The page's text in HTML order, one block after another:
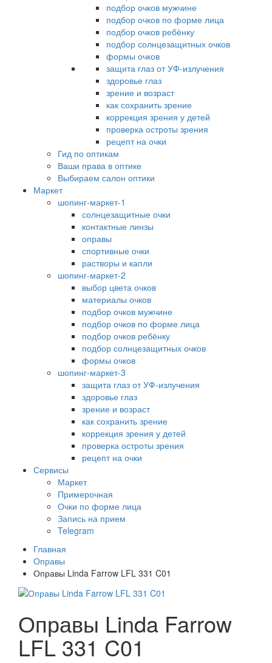
подбор очков мужчине
подбор очков по форме лица
подбор очков ребёнку
подбор солнцезащитных очков
формы очков
защита глаз от УФ-излучения
здоровье глаз
зрение и возраст
как сохранить зрение
коррекция зрения у детей
проверка остроты зрения
рецепт на очки
Гид по оптикам
Ваши права в оптике
Выбираем салон оптики
Маркет
шопинг-маркет-1
солнцезащитные очки
контактные линзы
оправы
спортивные очки
растворы и капли
шопинг-маркет-2
выбор цвета очков
материалы очков
подбор очков мужчине
подбор очков по форме лица
подбор очков ребёнку
подбор солнцезащитных очков
формы очков
шопинг-маркет-3
защита глаз от УФ-излучения
здоровье глаз
зрение и возраст
как сохранить зрение
коррекция зрения у детей
проверка остроты зрения
рецепт на очки
Сервисы
Маркет
Примерочная
Очки по форме лица
Запись на прием
Telegram
Главная
Оправы
Оправы Linda Farrow LFL 331 C01
Оправы Linda Farrow
LFL 331 C01